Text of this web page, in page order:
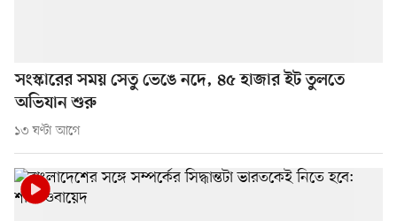
সংস্কারের সময় সেতু ভেঙে নদে, ৪৫ হাজার ইট তুলতে
অভিযান শুরু
১৩ ঘণ্টা আগে